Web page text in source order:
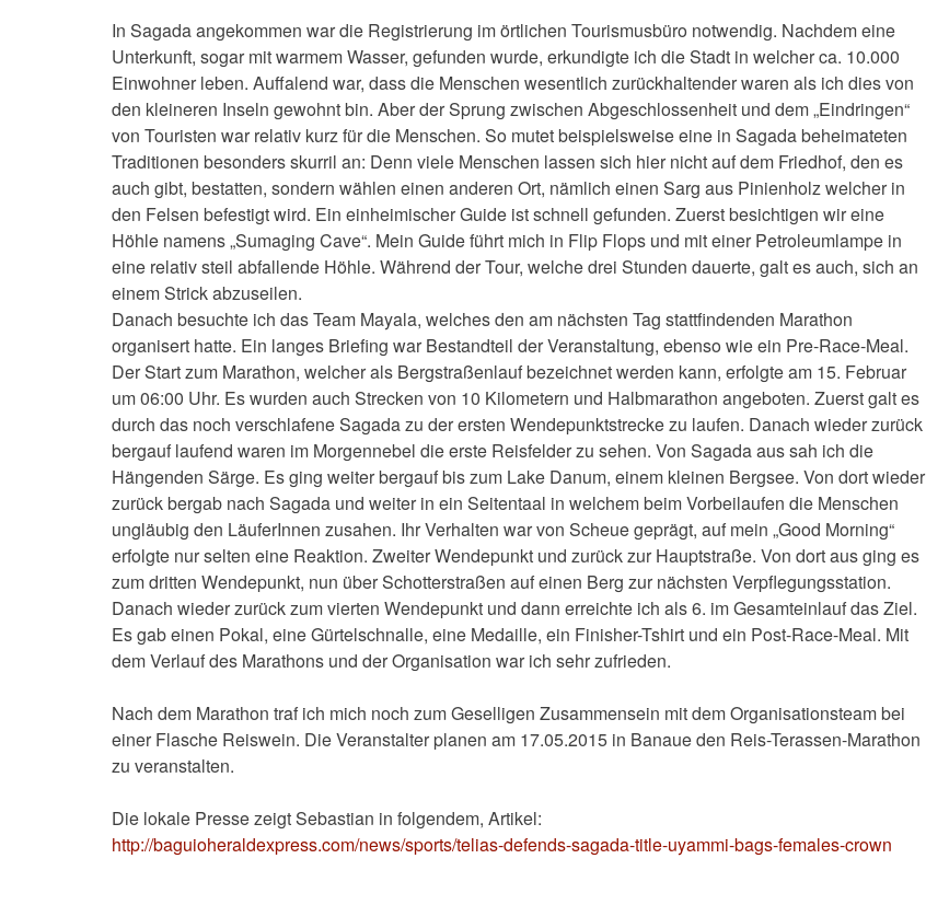
In Sagada angekommen war die Registrierung im örtlichen Tourismusbüro notwendig. Nachdem eine
Unterkunft, sogar mit warmem Wasser, gefunden wurde, erkundigte ich die Stadt in welcher ca. 10.000
Einwohner leben. Auffalend war, dass die Menschen wesentlich zurückhaltender waren als ich dies von
den kleineren Inseln gewohnt bin. Aber der Sprung zwischen Abgeschlossenheit und dem „Eindringen“
von Touristen war relativ kurz für die Menschen. So mutet beispielsweise eine in Sagada beheimateten
Traditionen besonders skurril an: Denn viele Menschen lassen sich hier nicht auf dem Friedhof, den es
auch gibt, bestatten, sondern wählen einen anderen Ort, nämlich einen Sarg aus Pinienholz welcher in
den Felsen befestigt wird. Ein einheimischer Guide ist schnell gefunden. Zuerst besichtigen wir eine
Höhle namens „Sumaging Cave“. Mein Guide führt mich in Flip Flops und mit einer Petroleumlampe in
eine relativ steil abfallende Höhle. Während der Tour, welche drei Stunden dauerte, galt es auch, sich an
einem Strick abzuseilen.
Danach besuchte ich das Team Mayala, welches den am nächsten Tag stattfindenden Marathon
organisert hatte. Ein langes Briefing war Bestandteil der Veranstaltung, ebenso wie ein Pre-Race-Meal.
Der Start zum Marathon, welcher als Bergstraßenlauf bezeichnet werden kann, erfolgte am 15. Februar
um 06:00 Uhr. Es wurden auch Strecken von 10 Kilometern und Halbmarathon angeboten. Zuerst galt es
durch das noch verschlafene Sagada zu der ersten Wendepunktstrecke zu laufen. Danach wieder zurück
bergauf laufend waren im Morgennebel die erste Reisfelder zu sehen. Von Sagada aus sah ich die
Hängenden Särge. Es ging weiter bergauf bis zum Lake Danum, einem kleinen Bergsee. Von dort wieder
zurück bergab nach Sagada und weiter in ein Seitentaal in welchem beim Vorbeilaufen die Menschen
ungläubig den LäuferInnen zusahen. Ihr Verhalten war von Scheue geprägt, auf mein „Good Morning“
erfolgte nur selten eine Reaktion. Zweiter Wendepunkt und zurück zur Hauptstraße. Von dort aus ging es
zum dritten Wendepunkt, nun über Schotterstraßen auf einen Berg zur nächsten Verpflegungsstation.
Danach wieder zurück zum vierten Wendepunkt und dann erreichte ich als 6. im Gesamteinlauf das Ziel.
Es gab einen Pokal, eine Gürtelschnalle, eine Medaille, ein Finisher-Tshirt und ein Post-Race-Meal. Mit
dem Verlauf des Marathons und der Organisation war ich sehr zufrieden.
Nach dem Marathon traf ich mich noch zum Geselligen Zusammensein mit dem Organisationsteam bei
einer Flasche Reiswein. Die Veranstalter planen am 17.05.2015 in Banaue den Reis-Terassen-Marathon
zu veranstalten.
Die lokale Presse zeigt Sebastian in folgendem, Artikel:
http://baguioheraldexpress.com/news/sports/telias-defends-sagada-title-uyammi-bags-females-crown